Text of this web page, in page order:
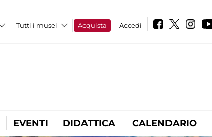
Tutti i musei Acquista Accedi
EVENTI DIDATTICA CALENDARIO